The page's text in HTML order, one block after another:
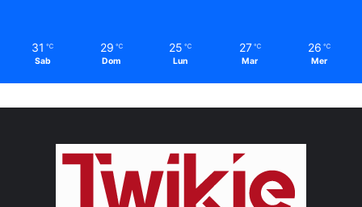
31 ℃
Sab
29 ℃
Dom
25 ℃
Lun
27 ℃
Mar
26 ℃
Mer